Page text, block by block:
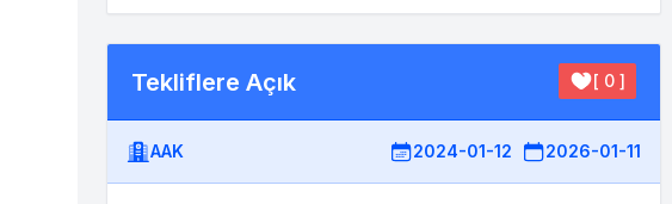
Tekliflere Açık [ 0 ]
AAK 2024-01-12 2026-01-11